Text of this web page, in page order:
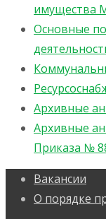
имущества
Основные
Архивные
Архивные
Приказа №
Вакансии
О порядке